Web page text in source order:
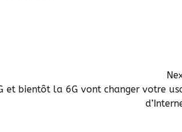
et bientôt la 6G vont changer votre